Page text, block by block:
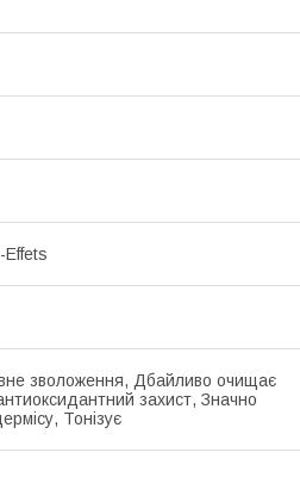
Effets
зволоження, Дбайливо очищає
захист, Значно
Тонізує